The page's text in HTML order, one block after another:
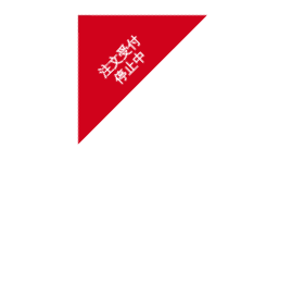
注
文
受
付
停
止
中